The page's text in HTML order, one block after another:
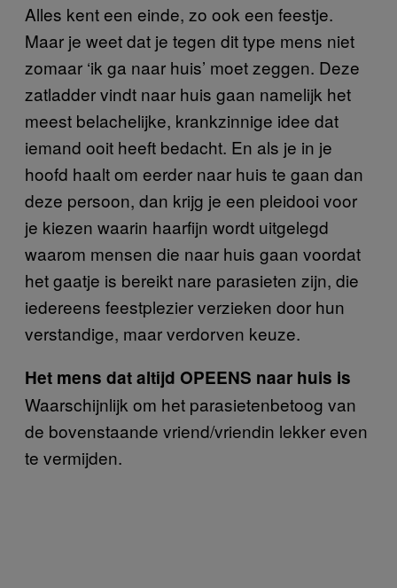
Alles kent een einde, zo ook een feestje.
Maar je weet dat je tegen dit type mens niet
zomaar ‘ik ga naar huis’ moet zeggen. Deze
zatladder vindt naar huis gaan namelijk het
meest belachelijke, krankzinnige idee dat
iemand ooit heeft bedacht. En als je in je
hoofd haalt om eerder naar huis te gaan dan
deze persoon, dan krijg je een pleidooi voor
je kiezen waarin haarfijn wordt uitgelegd
waarom mensen die naar huis gaan voordat
het gaatje is bereikt nare parasieten zijn, die
iedereens feestplezier verzieken door hun
verstandige, maar verdorven keuze.
Het mens dat altijd OPEENS naar huis is
Waarschijnlijk om het parasietenbetoog van
de bovenstaande vriend/vriendin lekker even
te vermijden.